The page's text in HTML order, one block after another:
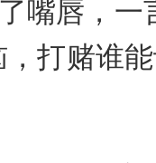
嘴唇，一
，打赌谁